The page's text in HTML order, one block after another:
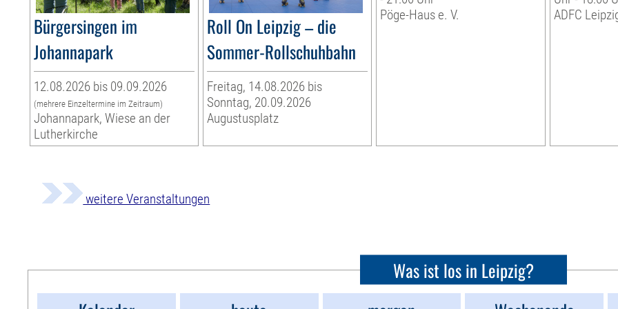
Bürgersingen im
Johannapark
12.08.2026 bis 09.09.2026
(mehrere Einzeltermine im Zeitraum)
Johannapark, Wiese an der
Lutherkirche
Roll On Leipzig – die
Sommer-Rollschuhbahn
Freitag, 14.08.2026 bis
Sonntag, 20.09.2026
Augustusplatz
Pöge-Haus e. V.
ADFC
weitere Veranstaltungen
Was ist los in Leipzig?